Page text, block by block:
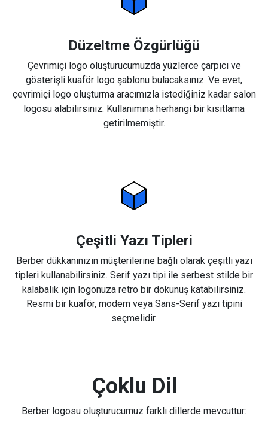
Düzeltme Özgürlüğü
Çevrimiçi logo oluşturucumuzda yüzlerce çarpıcı ve
gösterişli kuaför logo şablonu bulacaksınız. Ve evet,
çevrimiçi logo oluşturma aracımızla istediğiniz kadar salon
logosu alabilirsiniz. Kullanımına herhangi bir kısıtlama
getirilmemiştir.
Çeşitli Yazı Tipleri
Berber dükkanınızın müşterilerine bağlı olarak çeşitli yazı
tipleri kullanabilirsiniz. Serif yazı tipi ile serbest stilde bir
kalabalık için logonuza retro bir dokunuş katabilirsiniz.
Resmi bir kuaför, modern veya Sans-Serif yazı tipini
seçmelidir.
Çoklu Dil
Berber logosu oluşturucumuz farklı dillerde mevcuttur: